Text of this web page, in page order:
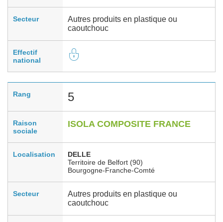
Secteur
Autres produits en plastique ou
caoutchouc
Effectif
national
Rang 5
Raison
sociale
ISOLA COMPOSITE FRANCE
Localisation
DELLE
Territoire de Belfort (90)
Bourgogne-Franche-Comté
Secteur
Autres produits en plastique ou
caoutchouc